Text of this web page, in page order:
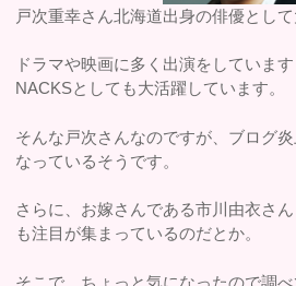
戸次重幸さん北海道出身の俳優として
ドラマや映画に多く出演をしていま
NACKSとしても大活躍しています。
そんな戸次さんなのですが、ブログ
なっているそうです。
さらに、お嫁さんである市川由衣さ
も注目が集まっているのだとか。
そこで、ちょっと気になったので調べ